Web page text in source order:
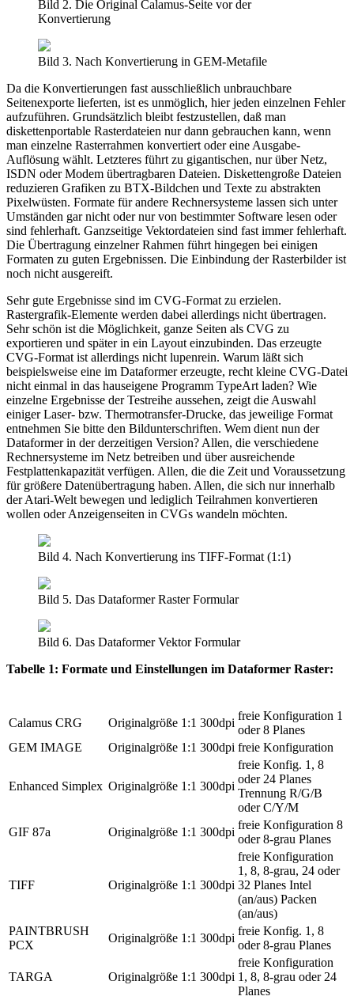
Bild 2. Die Original Calamus-Seite vor der
Konvertierung
Bild 3. Nach Konvertierung in GEM-Metafile
Da die Konvertierungen fast ausschließlich unbrauchbare
Seitenexporte lieferten, ist es unmöglich, hier jeden einzelnen Fehler
aufzuführen. Grundsätzlich bleibt festzustellen, daß man
diskettenportable Rasterdateien nur dann gebrauchen kann, wenn
man einzelne Rasterrahmen konvertiert oder eine Ausgabe-
Auflösung wählt. Letzteres führt zu gigantischen, nur über Netz,
ISDN oder Modem übertragbaren Dateien. Diskettengroße Dateien
reduzieren Grafiken zu BTX-Bildchen und Texte zu abstrakten
Pixelwüsten. Formate für andere Rechnersysteme lassen sich unter
Umständen gar nicht oder nur von bestimmter Software lesen oder
sind fehlerhaft. Ganzseitige Vektordateien sind fast immer fehlerhaft.
Die Übertragung einzelner Rahmen führt hingegen bei einigen
Formaten zu guten Ergebnissen. Die Einbindung der Rasterbilder ist
noch nicht ausgereift.
Sehr gute Ergebnisse sind im CVG-Format zu erzielen.
Rastergrafik-Elemente werden dabei allerdings nicht übertragen.
Sehr schön ist die Möglichkeit, ganze Seiten als CVG zu
exportieren und später in ein Layout einzubinden. Das erzeugte
CVG-Format ist allerdings nicht lupenrein. Warum läßt sich
beispielsweise eine im Dataformer erzeugte, recht kleine CVG-Datei
nicht einmal in das hauseigene Programm TypeArt laden? Wie
einzelne Ergebnisse der Testreihe aussehen, zeigt die Auswahl
einiger Laser- bzw. Thermotransfer-Drucke, das jeweilige Format
entnehmen Sie bitte den Bildunterschriften. Wem dient nun der
Dataformer in der derzeitigen Version? Allen, die verschiedene
Rechnersysteme im Netz betreiben und über ausreichende
Festplattenkapazität verfügen. Allen, die die Zeit und Voraussetzung
für größere Datenübertragung haben. Allen, die sich nur innerhalb
der Atari-Welt bewegen und lediglich Teilrahmen konvertieren
wollen oder Anzeigenseiten in CVGs wandeln möchten.
Bild 4. Nach Konvertierung ins TIFF-Format (1:1)
Bild 5. Das Dataformer Raster Formular
Bild 6. Das Dataformer Vektor Formular
Tabelle 1: Formate und Einstellungen im Dataformer Raster:
Calamus CRG Originalgröße 1:1 300dpi
freie Konfiguration 1
oder 8 Planes
GEM IMAGE
Originalgröße 1:1 300dpi freie Konfiguration
Enhanced Simplex Originalgröße 1:1 300dpi
freie Konfig. 1, 8
oder 24 Planes
Trennung R/G/B
oder C/Y/M
GIF 87a
Originalgröße 1:1 300dpi
freie Konfiguration 8
oder 8-grau Planes
TIFF Originalgröße 1:1 300dpi
freie Konfiguration
1, 8, 8-grau, 24 oder
32 Planes Intel
(an/aus) Packen
(an/aus)
PAINTBRUSH
PCX
Originalgröße 1:1 300dpi
freie Konfig. 1, 8
oder 8-grau Planes
TARGA Originalgröße 1:1 300dpi
freie Konfiguration
1, 8, 8-grau oder 24
Planes